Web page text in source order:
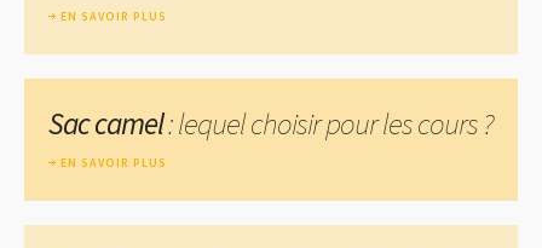
EN SAVOIR PLUS
Sac camel: lequel choisir pour les cours ?
EN SAVOIR PLUS